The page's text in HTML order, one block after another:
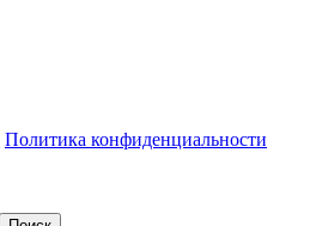
Политика конфиденциальности